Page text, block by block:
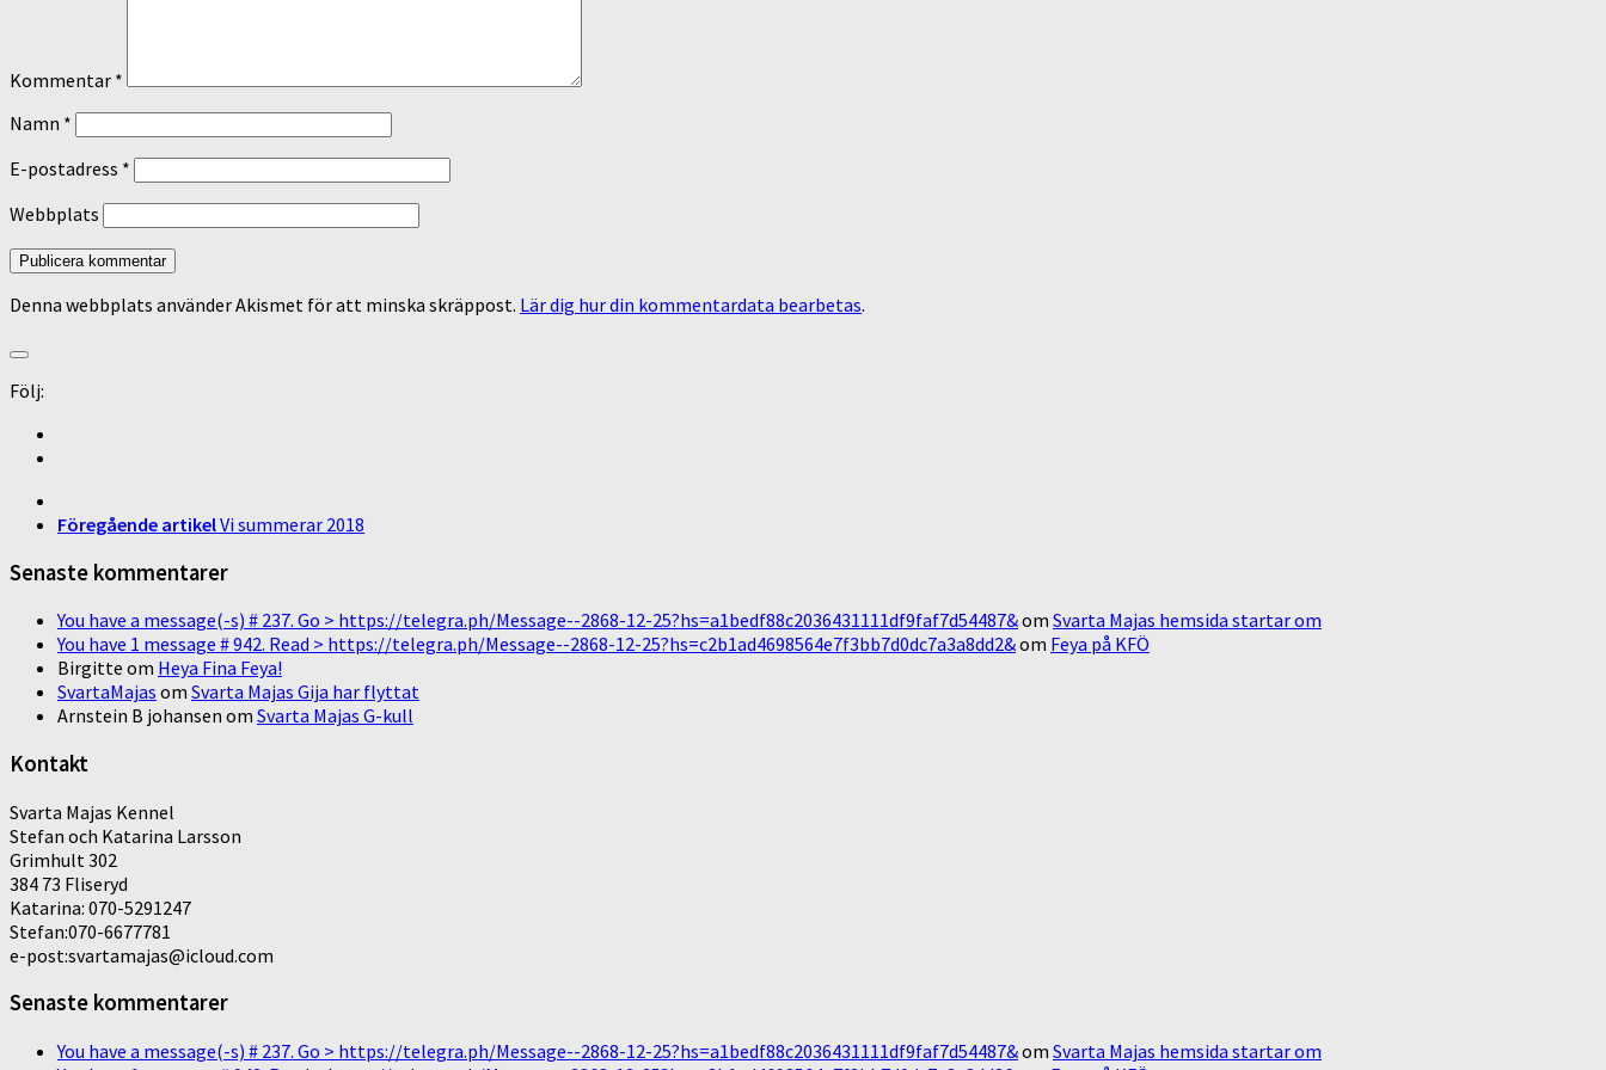
Kommentar *
Namn *
E-postadress *
Webbplats
Denna webbplats använder Akismet för att minska skräppost. Lär dig hur din kommentardata bearbetas.
Följ:
Föregående artikelVi summerar 2018
Senaste kommentarer
You have a message(-s) # 237. Go > https://telegra.ph/Message--2868-12-25?hs=a1bedf88c2036431111df9faf7d54487&om Svarta Majas hemsida startar om
You have 1 message # 942. Read > https://telegra.ph/Message--2868-12-25?hs=c2b1ad4698564e7f3bb7d0dc7a3a8dd2&om Feya på KFÖ
Birgitte om Heya Fina Feya!
SvartaMajas om Svarta Majas Gija har flyttat
Arnstein B johansen om Svarta Majas G-kull
Kontakt
Svarta Majas Kennel
Stefan och Katarina Larsson
Grimhult 302
384 73 Fliseryd
Katarina: 070-5291247
Stefan:070-6677781
e-post:svartamajas@icloud.com
Senaste kommentarer
You have a message(-s) # 237. Go > https://telegra.ph/Message--2868-12-25?hs=a1bedf88c2036431111df9faf7d54487&om Svarta Majas hemsida startar om